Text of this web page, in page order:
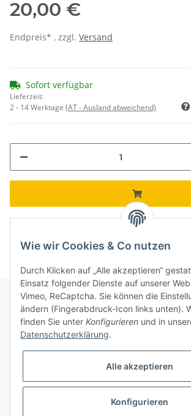
20,00 €
Endpreis* , zzgl. Versand
Sofort verfügbar
Lieferzeit:
2 - 14 Werktage (AT - Ausland abweichend)
Loading... Komponenten werden
Informationen
Galerie
Wie wir Cookies & Co nutzen
Durch Klicken auf „Alle akzeptieren“
Einsatz folgender Dienste auf unserer
Vimeo, ReCaptcha. Sie können die
ändern (Fingerabdruck-Icon links unten).
finden Sie unter Konfigurieren und in
Datenschutzerklärung.
Alle akzeptieren
Konfigurieren